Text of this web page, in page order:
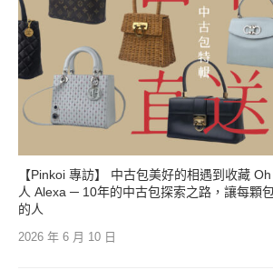
【Pinkoi 專訪】 中古包美好的相遇到收藏
人 Alexa ─ 10年的中古包探索之路，讓每顆
的人
2026 年 6 月 10 日